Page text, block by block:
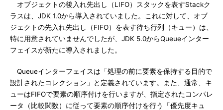
オブジェクトの後入れ先出し（LIFO）スタックを表すStackク
ラスは、JDK 1.0から導入されていました。これに対して、オブ
ジェクトの先入れ先出し（FIFO）を表す待ち行列（キュー）は、
特に用意されていませんでしたが、JDK 5.0からQueueインター
フェイスが新たに導入されました。
Queueインターフェイスは「処理の前に要素を保持する目的で
設計されたコレクション」と定義されています。また、通常、キ
ューはFIFOで要素の順序付けを行いますが、指定されたコンパレ
ータ（比較関数）に従って要素の順序付けを行う「優先度キュ